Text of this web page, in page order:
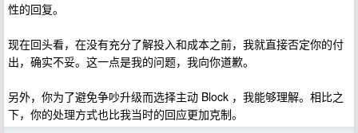
性的回复。
现在回头看，在没有充分了解投入和成本之前，我就直接否定你的付
出，确实不妥。这一点是我的问题，我向你道歉。
另外，你为了避免争吵升级而选择主动 Block ，我能够理解。相比之
下，你的处理方式也比我当时的回应更加克制。